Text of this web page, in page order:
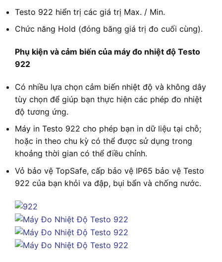
Testo 922 hiển trị các giá trị Max. / Min.
Chức năng Hold (đóng băng giá trị đo cuối cùng).
Phụ kiện và cảm biến của máy đo nhiệt độ Testo
922
Có nhiều lựa chọn cảm biến nhiệt độ và không dây
tùy chọn để giúp bạn thực hiện các phép đo nhiệt
độ tương ứng.
Máy in Testo 922 cho phép bạn in dữ liệu tại chỗ;
hoặc in theo chu kỳ có thể được sử dụng trong
khoảng thời gian có thể điều chỉnh.
Vỏ bảo vệ TopSafe, cấp bảo vệ IP65 bảo vệ Testo
922 của bạn khỏi va đập, bụi bẩn và chống nước.